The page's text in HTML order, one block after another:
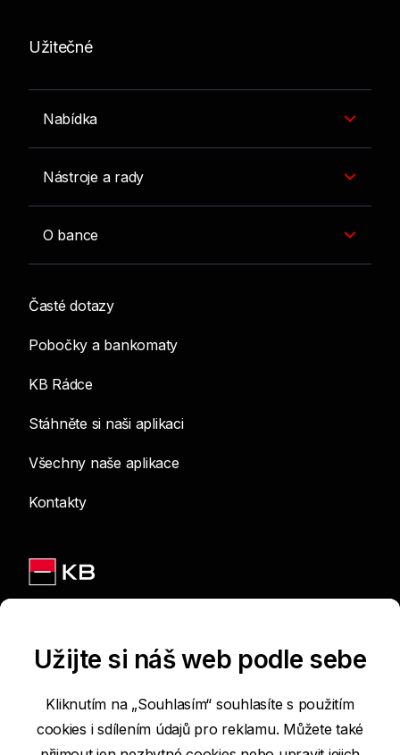
Užitečné
Nabídka
Nástroje a rady
O bance
Časté dotazy
Pobočky a bankomaty
KB Rádce
Stáhněte si naši aplikaci
Všechny naše aplikace
Kontakty
Podmínky používání internetových stránek
Užijte si náš web podle sebe
Kliknutím na „Souhlasím“ souhlasíte s použitím
cookies i sdílením údajů pro reklamu. Můžete také